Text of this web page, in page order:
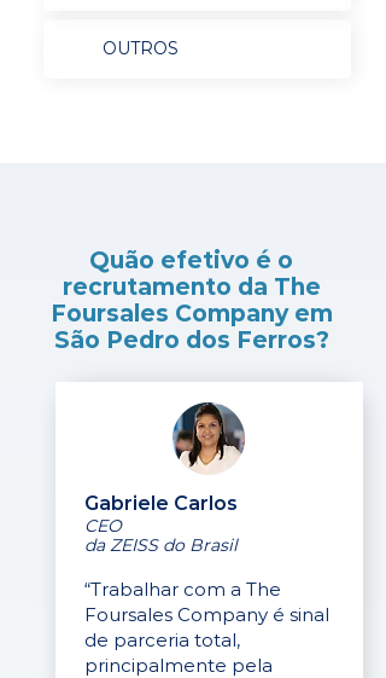
OUTROS
Quão efetivo é o
recrutamento da The
Foursales Company em
São Pedro dos Ferros?
Gabriele Carlos
CEO
da ZEISS do Brasil
“Trabalhar com a The
Foursales Company é sinal
de parceria total,
principalmente pela